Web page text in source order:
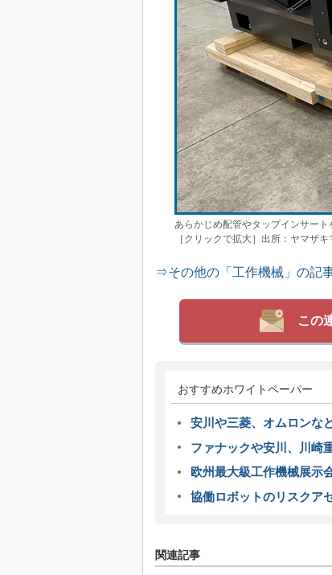
あらかじめ配管やタップインサー
［クリックで拡大］出所：ヤマザキ
⇒その他の「工作機械」の記
この
おすすめホワイトペーパー
安川や三菱、オムロンな
ファナックや安川、川崎
欧州最大級工作機械展示
協働ロボットのリスクア
関連記事